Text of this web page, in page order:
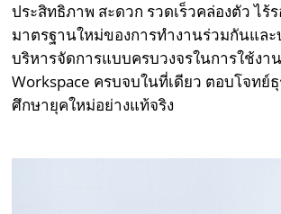
ประสิทธิภาพ สะดวก รวดเร็วคล่องตัว ไร้
มาตรฐานใหม่ของการทำงานร่วมกันแล
บริหารจัดการแบบครบวงจรในการใช้งา
Workspace ครบจบในที่เดียว ตอบโจทย์
ศึกษายุคใหม่อย่างแท้จริง